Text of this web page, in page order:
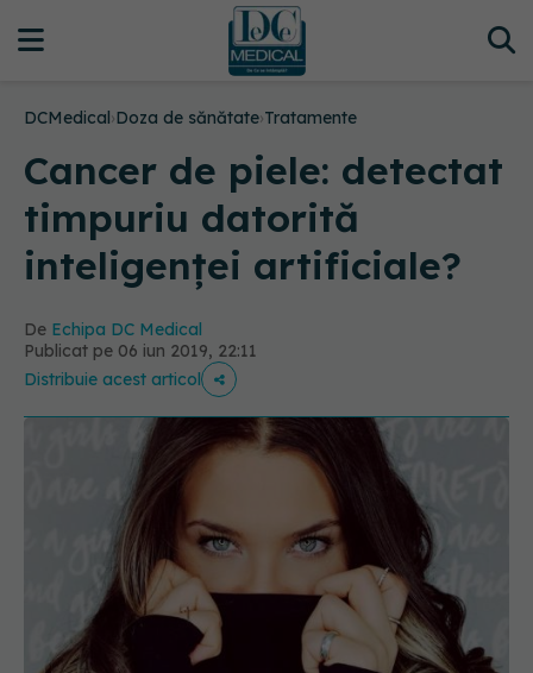
DCMedical›Doza de sănătate›Tratamente
Cancer de piele: detectat
timpuriu datorită
inteligenței artificiale?
De Echipa DC Medical
Publicat pe 06 iun 2019, 22:11
Distribuie acest articol